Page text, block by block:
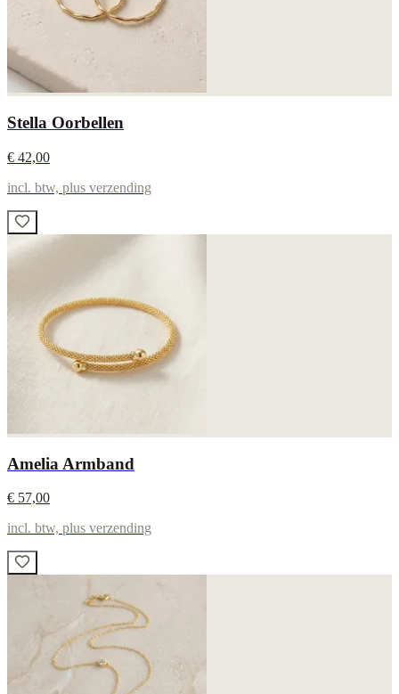
Stella Oorbellen
€ 42,00
incl. btw, plus verzending
Amelia Armband
€ 57,00
incl. btw, plus verzending